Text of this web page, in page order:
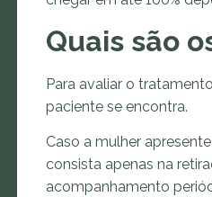
Quais são
Para avaliar o
paciente se encontra.
Caso a mulher
consista apenas na
acompanhamento